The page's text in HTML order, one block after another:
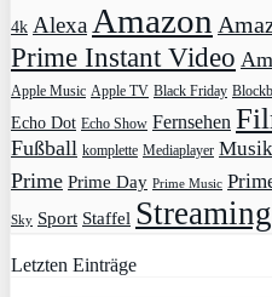
4k AlexaAmazon
Prime Instant Video
Apple Music Apple TV Black Friday
Echo Dot Echo Show Fernsehen
Fußball komplette Mediaplayer Musik
Prime Prime Day Prime Music
Sky Sport Staffel Streaming
Letzten Einträge